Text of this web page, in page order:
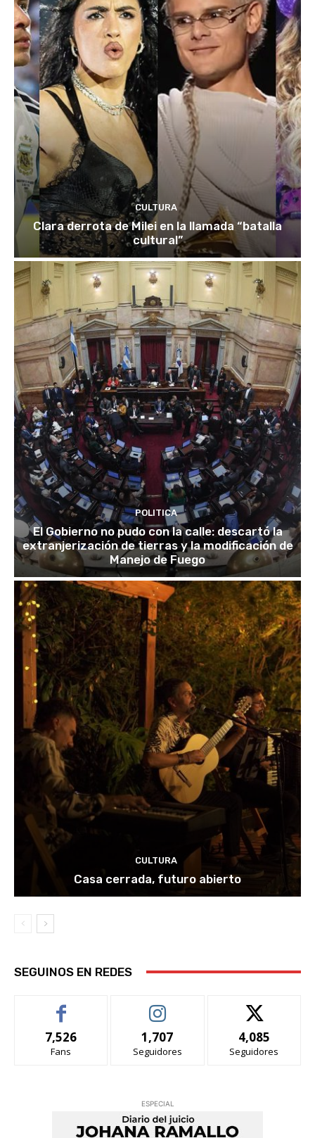
CULTURA
Clara derrota de Milei en la llamada “batalla
cultural”
POLITICA
El Gobierno no pudo con la calle: descartó la
extranjerización de tierras y la modificación de
Manejo de Fuego
CULTURA
Casa cerrada, futuro abierto
SEGUINOS EN REDES
7,526
Fans
1,707
Seguidores
4,085
Seguidores
ESPECIAL